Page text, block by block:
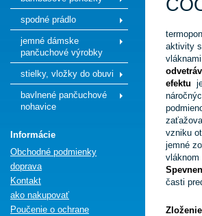
spodné prádlo
jemné dámske
pančuchové výrobky
stielky, vložky do obuvi
bavlnené pančuchové
nohavice
Informácie
Obchodné podmienky
doprava
Kontakt
ako nakupovať
Poučenie o ochrane
aktivity
vláknami
efektu
vzniku
jemné
vláknom
časti